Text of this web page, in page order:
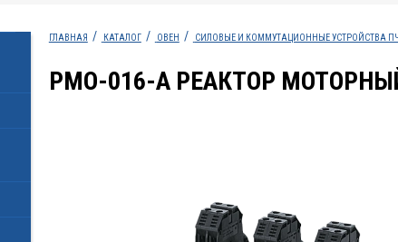
ГЛАВНАЯ КАТАЛОГ ОВЕН СИЛОВЫЕ И КОММУТАЦИОННЫЕ УСТРОЙСТВА
РМО-016-А РЕАКТОР